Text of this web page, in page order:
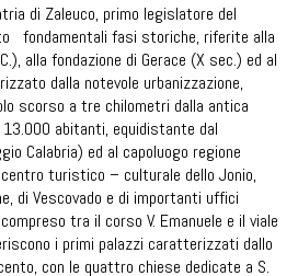
di Zaleuco, primo legislatore del
fondamentali fasi storiche, riferite alla
alla fondazione di Gerace (X sec.) ed al
dalla notevole urbanizzazione,
scorso a tre chilometri dalla antica
abitanti, equidistante dal
Calabria) ed al capoluogo regione
turistico – culturale dello Jonio,
di Vescovado e di importanti uffici
tra il corso V. Emanuele e il viale
i primi palazzi caratterizzati dallo
con le quattro chiese dedicate a S.